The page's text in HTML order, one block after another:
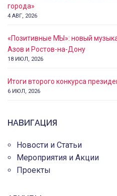
города»
4 АВГ, 2026
«Позитивные МЫ»: новый
Азов и Ростов-на-Дону
18 ИЮЛ, 2026
Итоги второго конкурса
6 ИЮЛ, 2026
НАВИГАЦИЯ
Новости и Статьи
Мероприятия и Акции
Проекты